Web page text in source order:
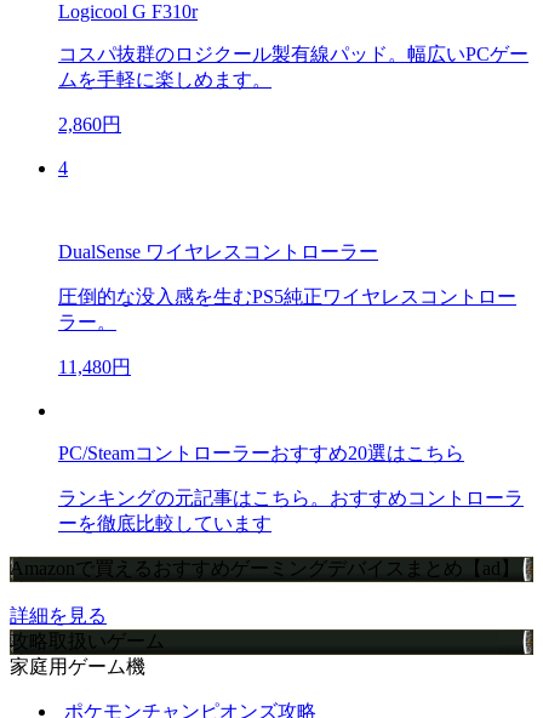
Logicool G F310r
コスパ抜群のロジクール製有線パッド。幅広いPCゲー
ムを手軽に楽しめます。
2,860円
4
DualSense ワイヤレスコントローラー
圧倒的な没入感を生むPS5純正ワイヤレスコントロー
ラー。
11,480円
PC/Steamコントローラーおすすめ20選はこちら
ランキングの元記事はこちら。おすすめコントローラ
ーを徹底比較しています
Amazonで買えるおすすめゲーミングデバイスまとめ【ad】
詳細を見る
攻略取扱いゲーム
家庭用ゲーム機
ポケモンチャンピオンズ攻略